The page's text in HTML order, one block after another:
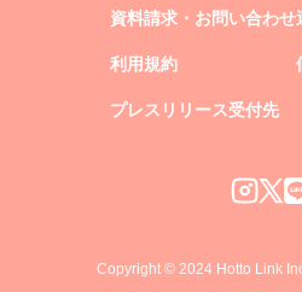
資料請求・お問い合わせ
利用規約
プレスリリース受付先
Copyright © 2024 Hotto Link